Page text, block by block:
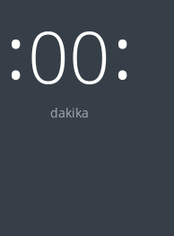
:00
dakika
: